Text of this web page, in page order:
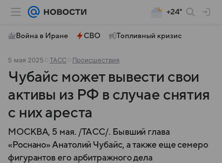
+24°
Война в Иране СВО Топливный кризис
5 мая 2025 ТАСС Происшествия
Чубайс может вывести свои
активы из РФ в случае снятия
с них ареста
МОСКВА, 5 мая. /ТАСС/. Бывший глава
«Роснано» Анатолий Чубайс, а также еще семеро
фигурантов его арбитражного дела